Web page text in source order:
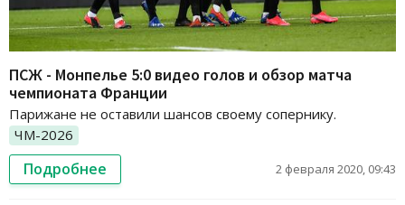
ПСЖ - Монпелье 5:0 видео голов и обзор матча
чемпионата Франции
Парижане не оставили шансов своему сопернику.
ЧМ-2026
Подробнее 2 февраля 2020, 09:43